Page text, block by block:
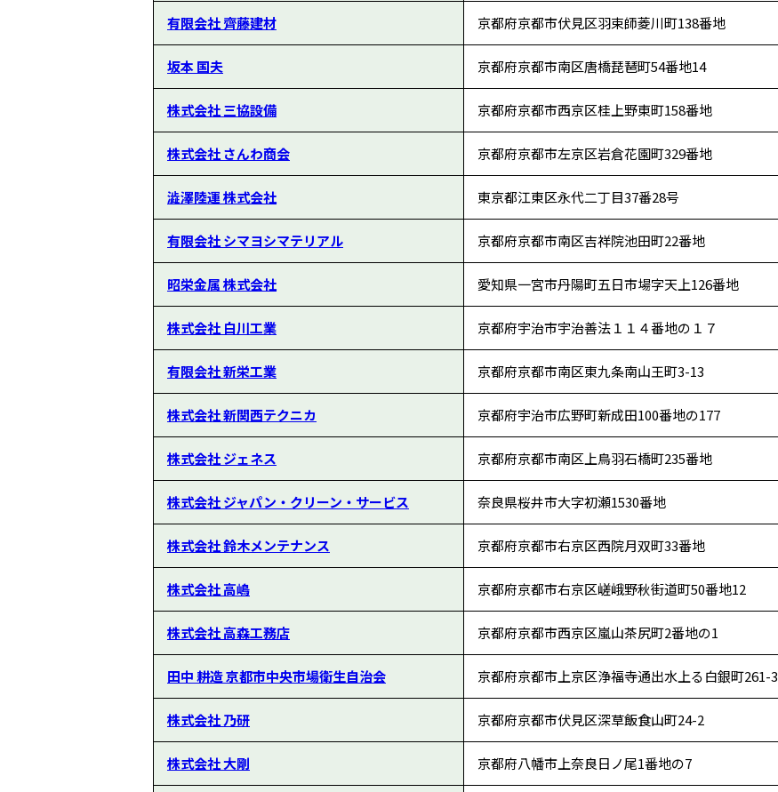
有限会社 齊藤建材 京都府京都市伏見区羽束師菱川町138番地
坂本 国夫 京都府京都市南区唐橋琵琶町54番地14
株式会社 三協設備 京都府京都市西京区桂上野東町158番地
株式会社 さんわ商会 京都府京都市左京区岩倉花園町329番地
澁澤陸運 株式会社 東京都江東区永代二丁目37番28号
有限会社 シマヨシマテリアル 京都府京都市南区吉祥院池田町22番地
昭栄金属 株式会社 愛知県一宮市丹陽町五日市場字天上126番地
株式会社 白川工業 京都府宇治市宇治善法１１４番地の１７
有限会社 新栄工業 京都府京都市南区東九条南山王町3-13
株式会社 新関西テクニカ 京都府宇治市広野町新成田100番地の177
株式会社 ジェネス 京都府京都市南区上鳥羽石橋町235番地
株式会社 ジャパン・クリーン・サービス 奈良県桜井市大字初瀬1530番地
株式会社 鈴木メンテナンス 京都府京都市右京区西院月双町33番地
株式会社 高嶋 京都府京都市右京区嵯峨野秋街道町50番地12
株式会社 高森工務店 京都府京都市西京区嵐山茶尻町2番地の1
田中 耕造 京都市中央市場衛生自治会 京都府京都市上京区浄福寺通出水上る白銀町261-3
株式会社 乃研 京都府京都市伏見区深草飯食山町24-2
株式会社 大剛 京都府八幡市上奈良日ノ尾1番地の7